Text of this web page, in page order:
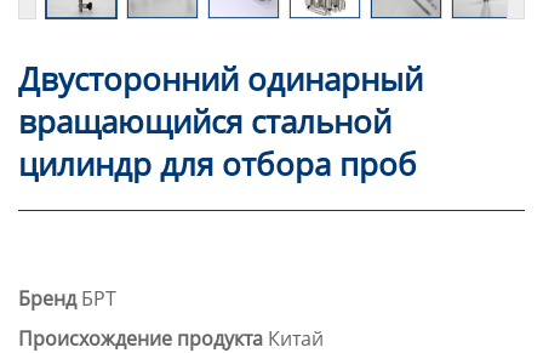
Двусторонний одинарный
вращающийся стальной
цилиндр для отбора проб
БрендБРТ
Происхождение продукта Китай